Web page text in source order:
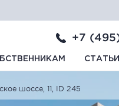
+7
шоссе, 11, ID 245